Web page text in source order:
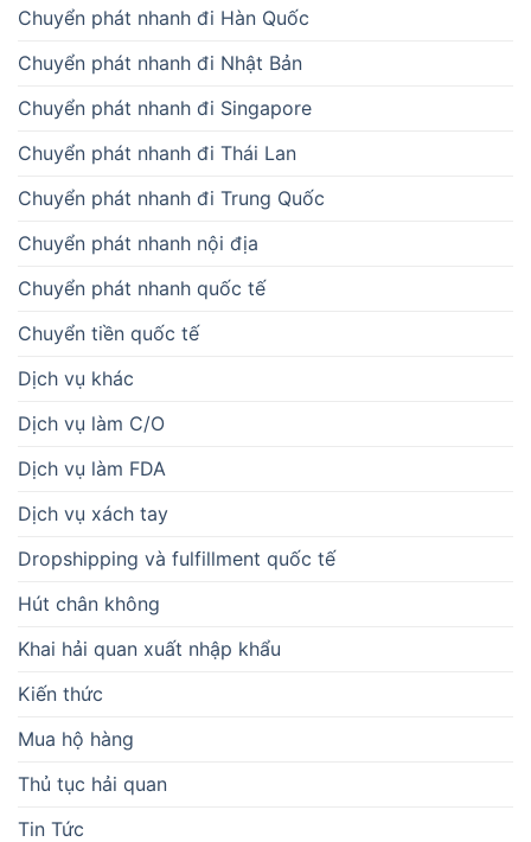
Chuyển phát nhanh đi Hàn Quốc
Chuyển phát nhanh đi Nhật Bản
Chuyển phát nhanh đi Singapore
Chuyển phát nhanh đi Thái Lan
Chuyển phát nhanh đi Trung Quốc
Chuyển phát nhanh nội địa
Chuyển phát nhanh quốc tế
Chuyển tiền quốc tế
Dịch vụ khác
Dịch vụ làm C/O
Dịch vụ làm FDA
Dịch vụ xách tay
Dropshipping và fulfillment quốc tế
Hút chân không
Khai hải quan xuất nhập khẩu
Kiến thức
Mua hộ hàng
Thủ tục hải quan
Tin Tức